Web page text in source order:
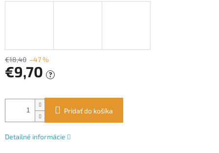
€18,40 –47 %
€9,70 ?
cena:
Pridať do košíka
Detailné informácie